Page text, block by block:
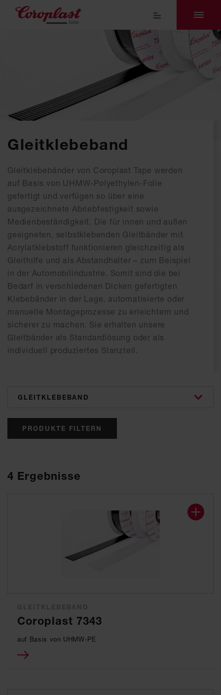
Gleitklebeband
Gleitklebebänder von Coroplast Tape werden
auf Basis von UHMW-Polyethylen-Folie
gefertigt und verfügen so über eine
ausgezeichnete Abriebfestigkeit sowie
Medienbeständigkeit. Die für innen und außen
geeigneten, selbstklebenden Gleitbänder mit
Acrylatklebstoff funktionieren gleichzeitig als
Gleithilfe und als Abstandhalter – zum Beispiel
in der Automobilindustrie. Somit sind die bei
Bedarf in verschiedenen Dicken gefertigten
Klebebänder in der Lage, automatisierte oder
manuelle Montageprozesse zu erleichtern und
sicherer zu machen. Sie erhalten unsere
Gleitbänder als Standardlösung oder als
individuell produziertes Stanzteil.
categories
PRODUKTE FILTERN
4 Ergebnisse
Coroplast 7343
auf Basis von UHMW-PE